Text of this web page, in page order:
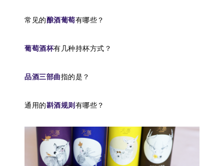
常见的 酿酒葡萄有哪些？
葡萄酒杯有几种持杯方式？
品酒三部曲指的是？
通用的斟酒规则 有哪些？